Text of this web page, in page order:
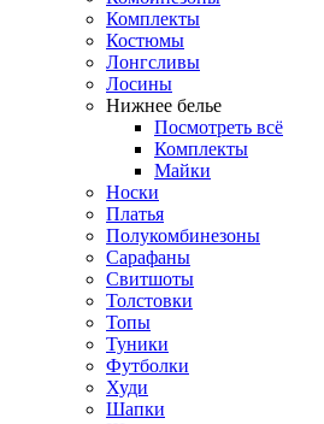
Комплекты
Костюмы
Лонгсливы
Лосины
Нижнее белье
Посмотреть всё
Комплекты
Майки
Носки
Платья
Полукомбинезоны
Сарафаны
Свитшоты
Толстовки
Топы
Туники
Футболки
Худи
Шапки